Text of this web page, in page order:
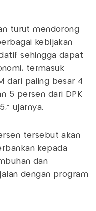
turut mendorong
kebijakan
sehingga dapat
termasuk
dari paling besar 4
5 persen dari DPK
ujarnya.
tersebut akan
kepada
dan
dengan program